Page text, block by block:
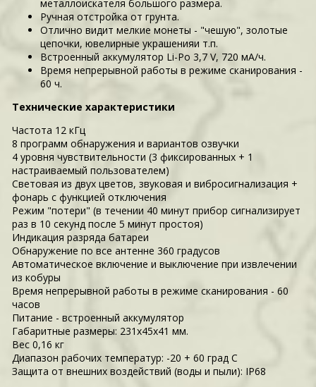
металлоискателя большого размера.
Ручная отстройка от грунта.
Отлично видит мелкие монеты - "чешую", золотые
цепочки, ювелирные украшенияи т.п.
Встроенный аккумулятор Li-Po 3,7 V, 720 мА/ч.
Время непрерывной работы в режиме сканирования -
60 ч.
Технические характеристики
Частота 12 кГц
8 программ обнаружения и вариантов озвучки
4 уровня чувствительности (3 фиксированных + 1
настраиваемый пользователем)
Световая из двух цветов, звуковая и вибросигнализация +
фонарь с функцией отключения
Режим "потери" (в течении 40 минут прибор сигнализирует
раз в 10 секунд после 5 минут простоя)
Индикация разряда батареи
Обнаружение по все антенне 360 градусов
Автоматическое включение и выключение при извлечении
из кобуры
Время непрерывной работы в режиме сканирования - 60
часов
Питание - встроенный аккумулятор
Габаритные размеры: 231х45х41 мм.
Вес 0,16 кг
Диапазон рабочих температур: -20 + 60 град С
Защита от внешних воздействий (воды и пыли): IP68